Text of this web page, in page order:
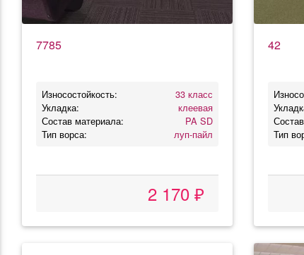
7785
Износостойкость:
33 класс
Укладка:
клеевая
Состав материала:
PA SD
Тип ворса:
луп-пайл
2 170 ₽
42
Тип